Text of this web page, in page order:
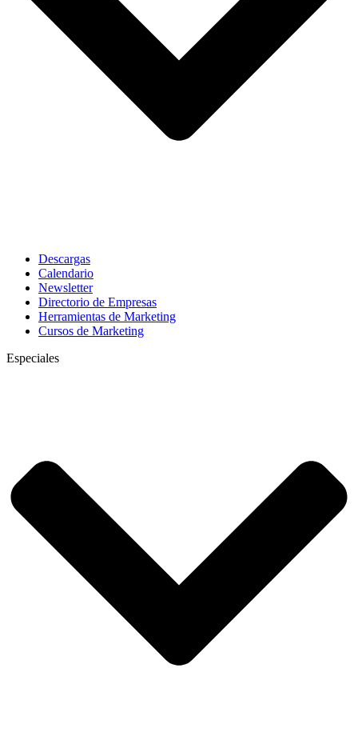
Descargas
Calendario
Newsletter
Directorio de Empresas
Herramientas de Marketing
Cursos de Marketing
Especiales